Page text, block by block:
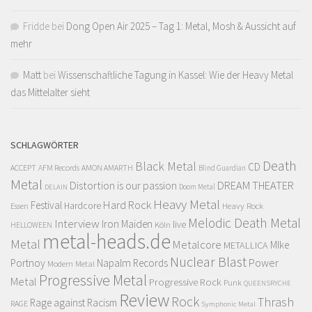
Fridde bei Dong Open Air 2025 – Tag 1: Metal, Mosh & Aussicht auf
mehr
Matt bei Wissenschaftliche Tagung in Kassel: Wie der Heavy Metal
das Mittelalter sieht
SCHLAGWÖRTER
ACCEPT AFM Records AMON AMARTH Black Metal Blind Guardian CD Death
Metal DELAIN Distortion is our passion Doom Metal DREAM THEATER
Essen Festival Hardcore Hard Rock Heavy Metal Heavy Rock
HELLOWEEN Interview Iron Maiden Köln live Melodic Death Metal
Metal metal-heads.de Metalcore METALLICA MIke
Portnoy Modern Metal Napalm Records Nuclear Blast Power
Metal Progressive Metal Progressive Rock Punk QUEENSRYCHE
RAGE Rage against Racism Review Rock Symphonic Metal Thrash